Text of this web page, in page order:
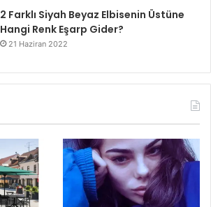
2 Farklı Siyah Beyaz Elbisenin Üstüne
Hangi Renk Eşarp Gider?
21 Haziran 2022